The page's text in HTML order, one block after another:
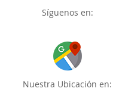
Síguenos en:
Nuestra Ubicación en: